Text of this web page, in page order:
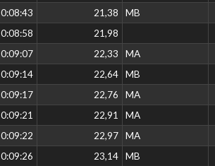
0:08:43 21,38 MB
0:08:58 21,98
0:09:07 22,33 MA
0:09:14 22,64 MB
0:09:17 22,76 MA
0:09:21 22,91 MA
0:09:22 22,97 MA
0:09:26 23,14 MB